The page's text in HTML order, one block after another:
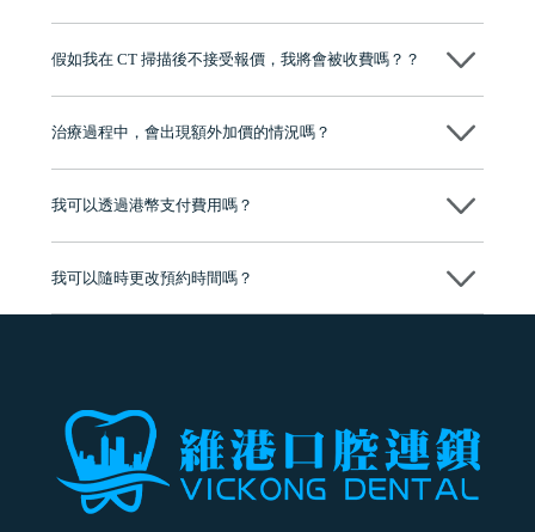
維港口腔踐行「醫道濟世」的大學校訓，各分院匯聚來自香港、內地的
牌」、「2025香港企業領袖品牌」，是諾貝爾種植系統全球放心植牙中
至今已服務超過三十個國家和地區的顧客，受到粵港澳大灣區及周邊城
市市民極高的口碑評價及信任推薦 珠海、深圳設有八大分院，香港亦設
有咨詢及服務保障中心，有任何問題都可以隨時預約免費咨詢，讓人十
假如我在 CT 掃描後不接受報價，我將會被收費嗎？？
治療過程中，會出現額外加價的情況嗎？
我可以透過港幣支付費用嗎？
我可以隨時更改預約時間嗎？
可以，請盡早通過wechat或whatsapp聯絡我們，告知我們你原本預約的